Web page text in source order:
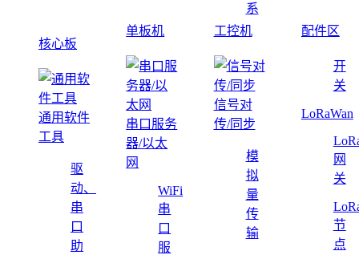
系
核心板
单板机 工控机 配件区
通用软件
工具
驱
动、
串
口
助
串口服务
器/以太
网
WiFi
串
口
服
信号对
传/同步
模
拟
量
传
输
开
关
LoRaWan
网
关
节
点